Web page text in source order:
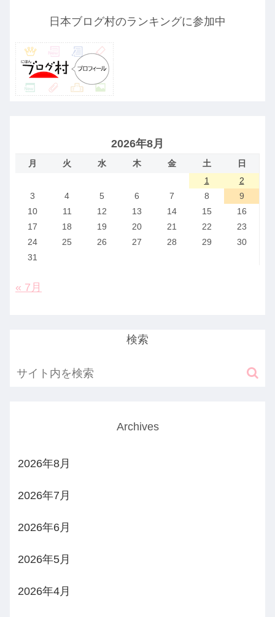
日本ブログ村のランキングに参加中
2026年8月
月 火 水 木 金 土
日
1
2
3
4 5 6 7 8
9
10
11 12 13 14 15
16
17
18 19 20 21 22
23
24
25 26 27 28 29
30
31
« 7月
検索
Archives
2026年8月
2026年7月
2026年6月
2026年5月
2026年4月